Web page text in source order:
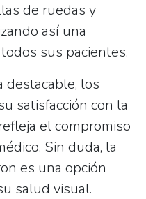
de ruedas y
así una
sus pacientes.
destacable, los
satisfacción con la
el compromiso
Sin duda, la
es una opción
salud visual.